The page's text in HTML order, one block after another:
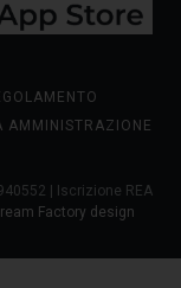
AMMINISTRAZIONE
| Iscrizione REA
Factory design